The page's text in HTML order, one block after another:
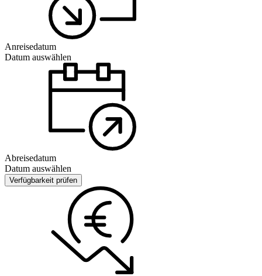
Anreisedatum
Datum auswählen
Abreisedatum
Datum auswählen
Verfügbarkeit prüfen